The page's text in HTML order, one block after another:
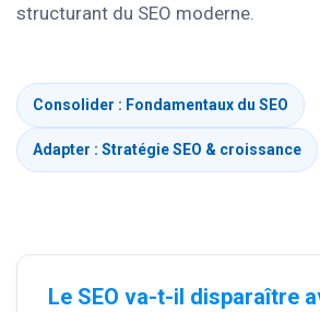
structurant du SEO moderne.
Consolider : Fondamentaux du SEO
Adapter : Stratégie SEO & croissance
Le SEO va-t-il disparaître